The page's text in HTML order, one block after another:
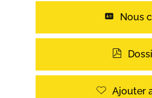
Nous
Ajouter